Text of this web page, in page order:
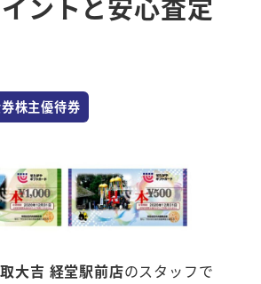
ゴリー
株主優待券
大吉 経堂駅前店のスタッフで